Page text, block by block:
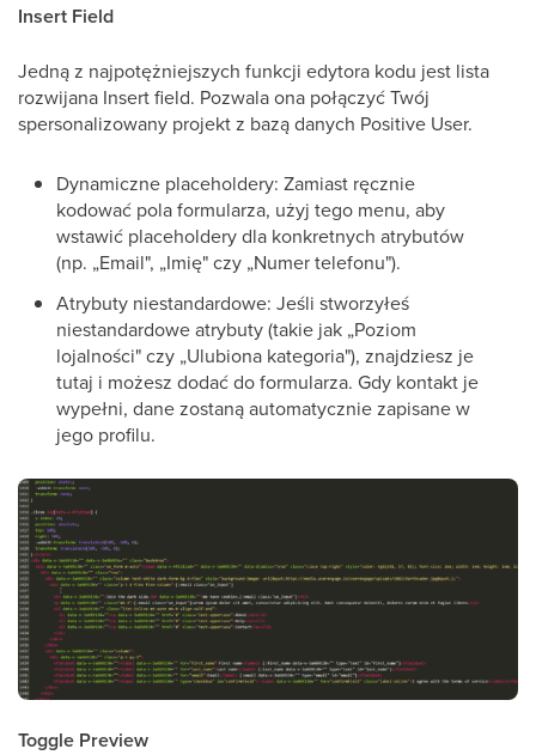
Insert Field
Jedną z najpotężniejszych funkcji edytora kodu jest lista
rozwijana Insert field. Pozwala ona połączyć Twój
spersonalizowany projekt z bazą danych Positive User.
Dynamiczne placeholdery: Zamiast ręcznie
kodować pola formularza, użyj tego menu, aby
wstawić placeholdery dla konkretnych atrybutów
(np. „Email", „Imię" czy „Numer telefonu").
Atrybuty niestandardowe: Jeśli stworzyłeś
niestandardowe atrybuty (takie jak „Poziom
lojalności" czy „Ulubiona kategoria"), znajdziesz je
tutaj i możesz dodać do formularza. Gdy kontakt je
wypełni, dane zostaną automatycznie zapisane w
jego profilu.
Toggle Preview